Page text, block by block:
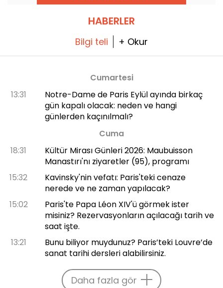
HABERLER
Bilgi teli + Okur
Cumartesi
13:31
Notre-Dame de Paris Eylül ayında birkaç
gün kapalı olacak: neden ve hangi
günlerden kaçınılmalı?
Cuma
18:31
Kültür Mirası Günleri 2026: Maubuisson
Manastırı'nı ziyaretler (95), programı
15:32
Kavinsky'nin vefatı: Paris'teki cenaze
nerede ve ne zaman yapılacak?
15:02
Paris'te Papa Léon XIV'ü görmek ister
misiniz? Rezervasyonların açılacağı tarih ve
saat işte.
13:21
Bunu biliyor muydunuz? Paris’teki Louvre’de
sanat tarihi dersleri alabilirsiniz.
Daha fazla gör